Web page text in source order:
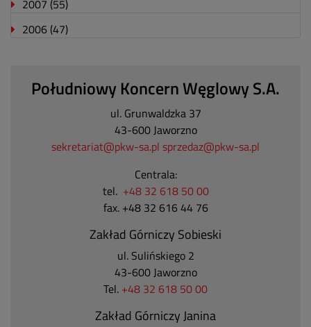
2007 (55)
2006 (47)
Południowy Koncern Węglowy S.A.
ul. Grunwaldzka 37
43-600 Jaworzno
sekretariat@pkw-sa.pl sprzedaz@pkw-sa.pl
Centrala:
tel. +48 32 618 50 00
fax. +48 32 616 44 76
Zakład Górniczy Sobieski
ul. Sulińskiego 2
43-600 Jaworzno
Tel. +48 32 618 50 00
Zakład Górniczy Janina